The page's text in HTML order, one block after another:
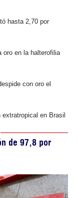
hasta 2,70 por
oro en la halterofilia
con oro el
en Brasil
de 97,8 por